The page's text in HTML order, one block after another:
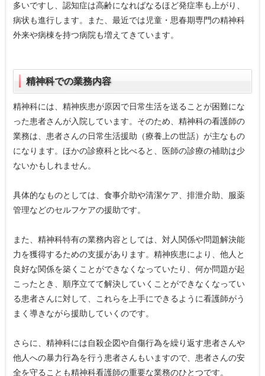
多いですし、認知症は高齢になればなるほど発症率も上がり、
病状も進行します。また、最近では児童・思春期専門の精神科
外来や病棟を持つ病院も増えてきています。
精神科での業務内容
精神科には、精神疾患が原因で日常生活を送ることが困難にな
った患者さんが入院しています。そのため、精神科の看護師の
業務は、患者さんの日常生活援助（療養上の世話）が主なもの
になります。ほかの診療科と比べると、医師の診療の補助は少
ないかもしれません。
具体的なものとしては、食事介助や清潔ケア、排泄介助、服薬
管理などのセルフケアの援助です。
また、精神科特有の業務内容としては、対人関係や問題解決能
力を獲得するための支援があります。精神疾患により、他人と
良好な関係を築くことができなくなっていたり、何か問題が起
こったとき、順序立てて解決していくことができなくなってい
る患者さんに対して、これらを上手にできるように看護師がう
まく導きながら援助していくのです。
さらに、精神科には自殺企図や自傷行為を繰り返す患者さんや
他人への暴力行為を行う患者さんもいますので、患者さんの安
全を守ることも精神科看護師の重要な業務のひとつです。